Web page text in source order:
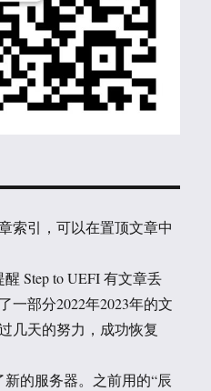
索引，可以在置顶文章中
Step to UEFI 有文章丢
一部分2022年2023年的文
几天的努力，成功恢复
新的服务器。之前用的“辰